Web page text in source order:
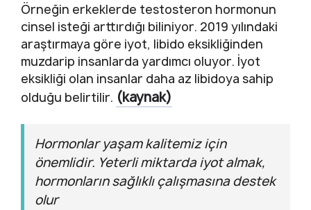
Örneğin erkeklerde testosteron hormonun
cinsel isteği arttırdığı biliniyor. 2019 yılındaki
araştırmaya göre iyot, libido eksikliğinden
muzdarip insanlarda yardımcı oluyor. İyot
eksikliği olan insanlar daha az libidoya sahip
olduğu belirtilir. (kaynak)
Hormonlar yaşam kalitemiz için
önemlidir. Yeterli miktarda iyot almak,
hormonların sağlıklı çalışmasına destek
olur